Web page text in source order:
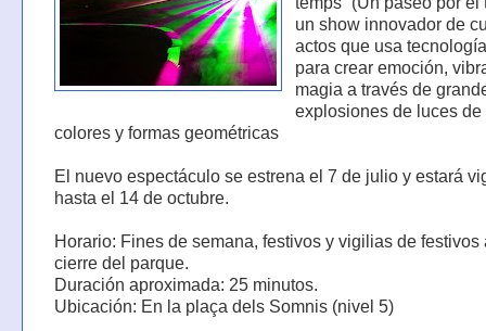
un show innovador de
actos que usa
para crear emoción,
magia a través de
explosiones de luces de
colores y formas geométricas
El nuevo espectáculo se estrena el 7 de julio y estará
hasta el 14 de octubre.
Horario: Fines de semana, festivos y vigilias de festivos
cierre del parque.
Duración aproximada: 25 minutos.
Ubicación: En la plaça dels Somnis (nivel 5)